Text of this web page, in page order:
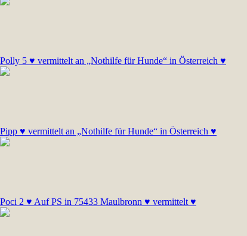
Polly 5 ♥ vermittelt an „Nothilfe für Hunde“ in Österreich ♥
Pipp ♥ vermittelt an „Nothilfe für Hunde“ in Österreich ♥
Poci 2 ♥ Auf PS in 75433 Maulbronn ♥ vermittelt ♥